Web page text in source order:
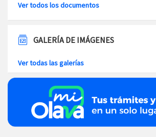
Ver todos los documentos
GALERÍA DE IMÁGENES
Ver todas las galerías